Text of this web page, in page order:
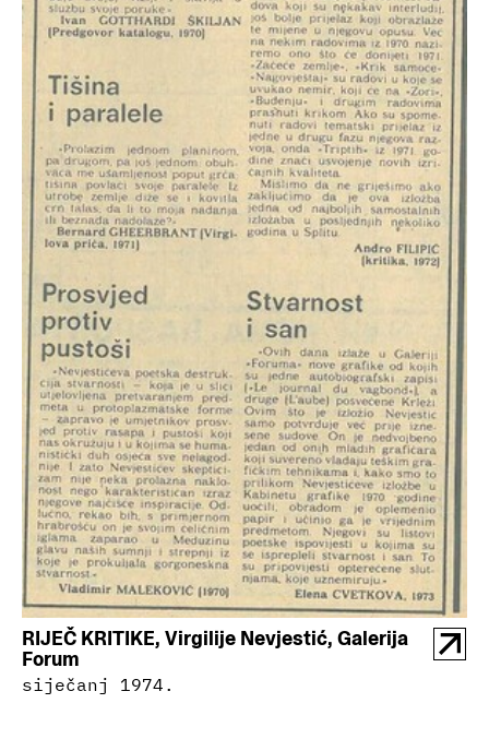
RIJEČ KRITIKE, Virgilije Nevjestić, Galerija
Forum
siječanj 1974.